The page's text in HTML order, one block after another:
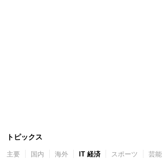
トピックス
主要 国内 海外 IT 経済 スポーツ 芸能